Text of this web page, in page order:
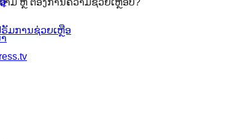
ານ
ານ
າມ ຫຼື ຕ້ອງການຄວາມຊ່ວຍເຫຼືອບໍ່?
ຣັມການຊ່ວຍເຫຼືອ